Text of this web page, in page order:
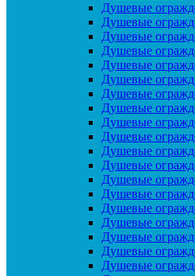
Душевые
Душевые
Душевые
Душевые
Душевые
Душевые
Душевые
Душевые
Душевые
Душевые
Душевые
Душевые
Душевые
Душевые
Душевые
Душевые
Душевые
Душевые
Душевые